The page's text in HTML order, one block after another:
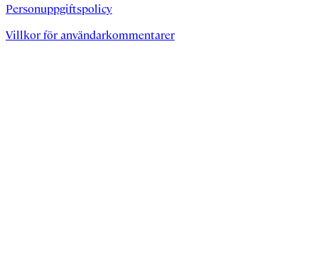
Personuppgiftspolicy
Villkor för användarkommentarer